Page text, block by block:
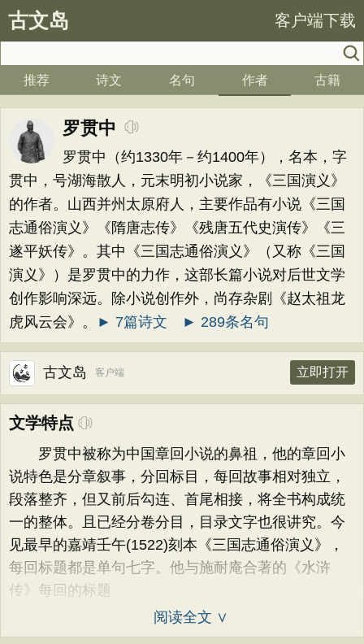
古文岛 客户端下载
推荐 诗文 名句 作者 古籍
罗贯中
罗贯中（约1330年－约1400年），名本，字
贯中，号湖海散人，元末明初小说家，《三国演义》
的作者。山西并州太原府人，主要作品有小说《三国
志通俗演义》《隋唐志传》《残唐五代史演传》《三
遂平妖传》。其中《三国志通俗演义》（又称《三国
演义》）是罗贯中的力作，这部长篇小说对后世文学
创作影响深远。除小说创作外，尚存杂剧《赵太祖龙
虎风云会》。
► 7篇诗文 ► 289条名句
古文岛 客户端 立即打开
文学特点
罗贯中被称为中国章回小说的鼻祖，他的章回小
说特色是分章叙事，分回标目，每回故事相对独立，
段落整齐，但又前后勾连、首尾相接，将全书构成统
一的整体。且已经分卷分目，目录文字也很讲究。今
见最早的嘉靖壬午(1522)刻本《三国志通俗演义》，
每回标题都是单句七字。他与施耐庵合著的《水浒
传》每回的标题
阅读全文 ∨